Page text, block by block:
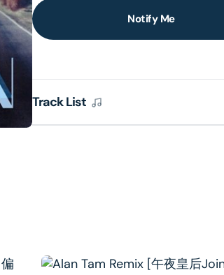
Notify Me
Track List